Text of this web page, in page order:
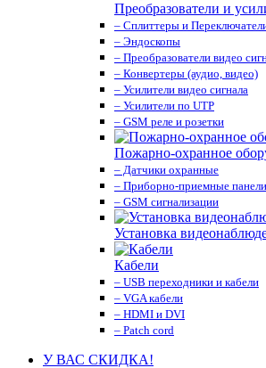
Преобразователи и
– Сплиттеры и
– Эндоскопы
– Преобразователи видео
– Конвертеры (аудио, видео)
– Усилители видео сигнала
– Усилители по UTP
– GSM реле и розетки
Пожарно-охранное
– Датчики охранные
– Приборно-приемные панели
– GSM сигнализации
Установка
Кабели
– USB переходники и кабели
– VGA кабели
– HDMI и DVI
– Patch cord
У ВАС СКИДКА!